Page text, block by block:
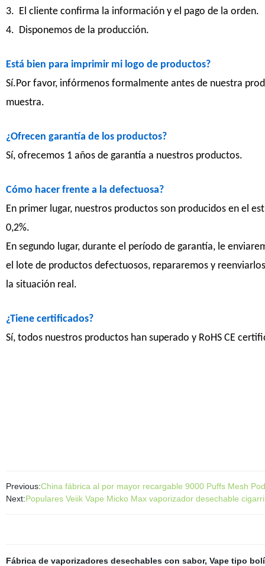
3. El cliente confirma la información y el pago de la orden.
4. Disponemos de la producción.
Está bien para imprimir mi logo de productos?
Sí.Por favor, infórmenos formalmente antes de nuestra
muestra.
¿Ofrecen garantía de los productos?
Sí, ofrecemos 1 años de garantía a nuestros productos.
Cómo hacer frente a la defectuosa?
En primer lugar, nuestros productos son producidos en el
0,2%.
En segundo lugar, durante el período de garantía, le
el lote de productos defectuosos, repararemos y
la situación real.
¿Tiene certificados?
Sí, todos nuestros productos han superado y RoHS CE
Previous:China fábrica al por mayor recargable 9000 Puffs Mesh
Next:Populares Veiik Vape Micko Max vaporizador desechable
Fábrica de vaporizadores desechables con sabor, Vape tipo